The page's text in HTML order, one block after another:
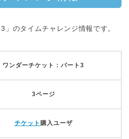
」のタイムチャレンジ情報です。
ワンダーチケット：パート3
3ページ
チケット 購入ユーザ